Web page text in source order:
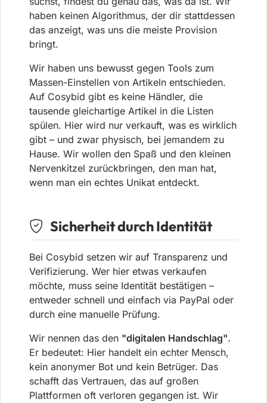
haben keinen Algorithmus, der dir stattdessen
das anzeigt, was uns die meiste Provision
bringt.
Wir haben uns bewusst gegen Tools zum
Massen-Einstellen von Artikeln entschieden.
Auf Cosybid gibt es keine Händler, die
tausende gleichartige Artikel in die Listen
spülen. Hier wird nur verkauft, was es wirklich
gibt – und zwar physisch, bei jemandem zu
Hause. Wir wollen den Spaß und den kleinen
Nervenkitzel zurückbringen, den man hat,
wenn man ein echtes Unikat entdeckt.
Sicherheit durch Identität
Bei Cosybid setzen wir auf Transparenz und
Verifizierung. Wer hier etwas verkaufen
möchte, muss seine Identität bestätigen –
entweder schnell und einfach via PayPal oder
durch eine manuelle Prüfung.
Wir nennen das den "digitalen Handschlag".
Er bedeutet: Hier handelt ein echter Mensch,
kein anonymer Bot und kein Betrüger. Das
schafft das Vertrauen, das auf großen
Plattformen oft verloren gegangen ist. Wir